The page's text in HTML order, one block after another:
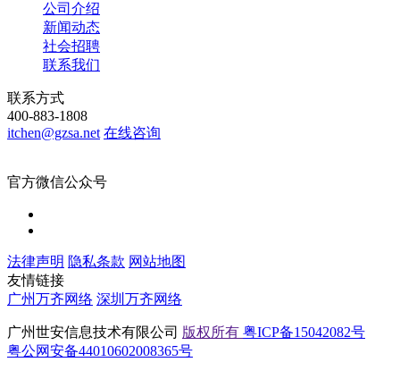
公司介绍
新闻动态
社会招聘
联系我们
联系方式
400-883-1808
itchen@gzsa.net 在线咨询
官方微信公众号
法律声明 隐私条款 网站地图
友情链接
广州万齐网络 深圳万齐网络
广州世安信息技术有限公司 版权所有 粤ICP备15042082号
粤公网安备44010602008365号